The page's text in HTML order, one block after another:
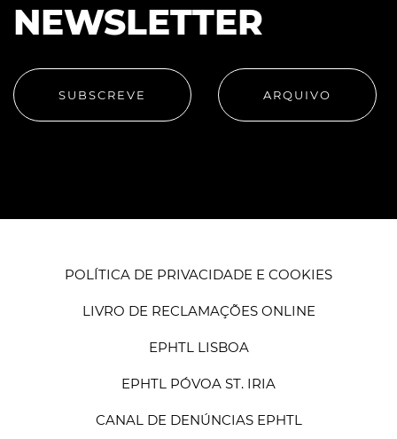
NEWSLETTER
SUBSCREVE ARQUIVO
POLÍTICA DE PRIVACIDADE E COOKIES
LIVRO DE RECLAMAÇÕES ONLINE
EPHTL LISBOA
EPHTL PÓVOA ST. IRIA
CANAL DE DENÚNCIAS EPHTL